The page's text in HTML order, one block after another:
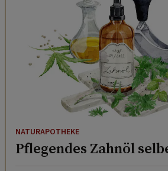
NATURAPOTHEKE
Pflegendes Zahnöl